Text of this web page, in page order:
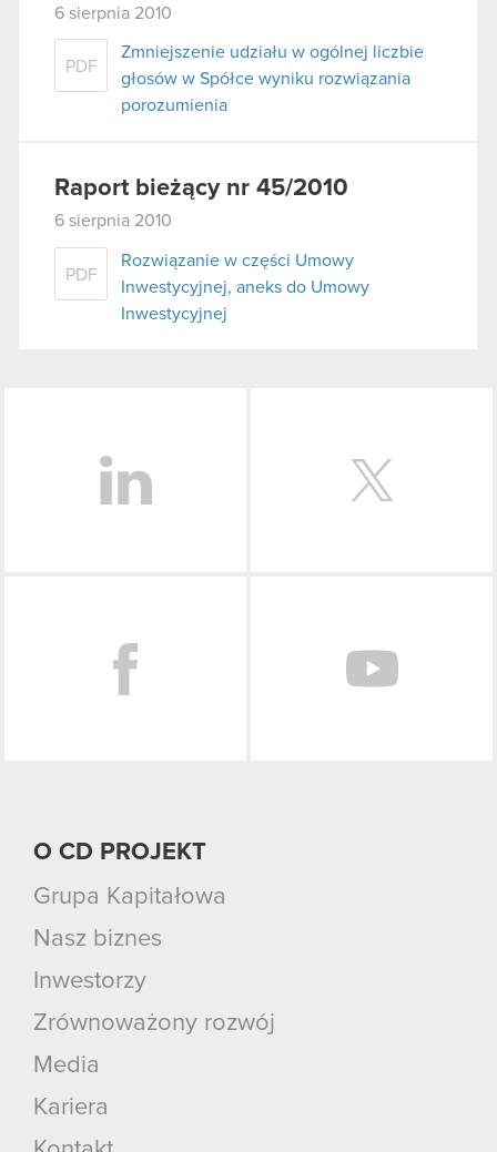
6 sierpnia 2010
PDF
Zmniejszenie udziału w ogólnej liczbie
głosów w Spółce wyniku rozwiązania
porozumienia
Raport bieżący nr 45/2010
6 sierpnia 2010
PDF
Rozwiązanie w części Umowy
Inwestycyjnej, aneks do Umowy
Inwestycyjnej
O CD PROJEKT
Grupa Kapitałowa
Nasz biznes
Inwestorzy
Zrównoważony rozwój
Media
Kariera